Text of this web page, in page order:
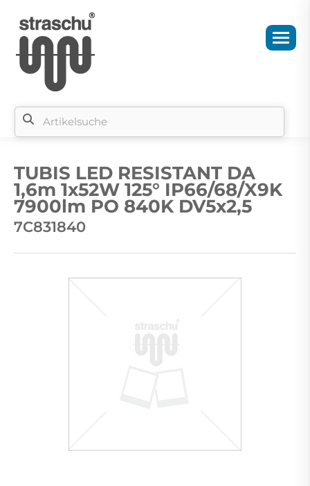
TUBIS LED RESISTANT DA
1,6m 1x52W 125° IP66/68/X9K
7900lm PO 840K DV5x2,5
7C831840